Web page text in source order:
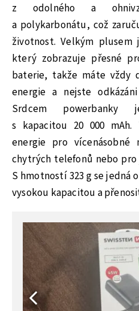
z odolného a
a polykarbonátu, což
životnost. Velkým plusem
který zobrazuje přesné
baterie, takže máte vždy
energie a nejste
Srdcem powerbanky
s kapacitou 20 000 mAh.
energie pro
chytrých telefonů nebo
S hmotností 323 g se jedná
vysokou kapacitou a